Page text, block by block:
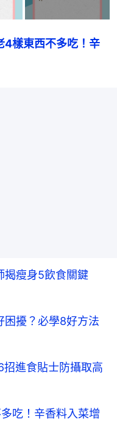
4樣東西不多吃！辛
揭瘦身5飲食關鍵
困擾？必學8好方法
進食貼士防攝取高
吃！辛香料入菜增